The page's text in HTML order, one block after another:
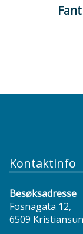
Kontaktinfo
Besøksadresse
Fosnagata 12,
6509